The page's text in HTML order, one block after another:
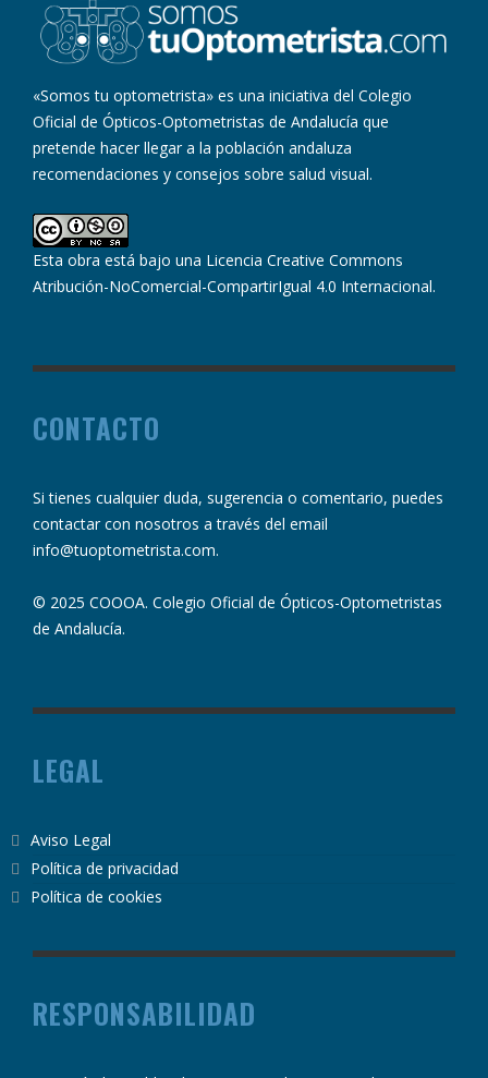
«Somos tu optometrista» es una iniciativa del Colegio
Oficial de Ópticos-Optometristas de Andalucía que
pretende hacer llegar a la población andaluza
recomendaciones y consejos sobre salud visual.
Esta obra está bajo una Licencia Creative Commons
Atribución-NoComercial-CompartirIgual 4.0 Internacional.
CONTACTO
Si tienes cualquier duda, sugerencia o comentario, puedes
contactar con nosotros a través del email
info@tuoptometrista.com.
© 2025 COOOA. Colegio Oficial de Ópticos-Optometristas
de Andalucía.
LEGAL
Aviso Legal
Política de privacidad
Política de cookies
RESPONSABILIDAD